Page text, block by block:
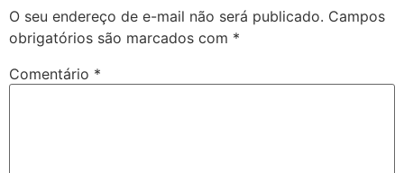
O seu endereço de e-mail não será publicado. Campos
obrigatórios são marcados com *
Comentário *